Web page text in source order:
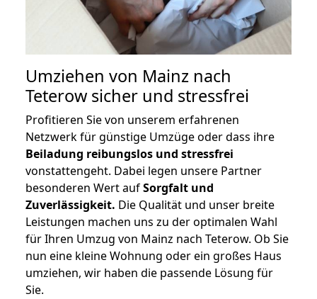
Umziehen von Mainz nach
Teterow sicher und stressfrei
Profitieren Sie von unserem erfahrenen
Netzwerk für günstige Umzüge oder dass ihre
Beiladung reibungslos und stressfrei
vonstattengeht. Dabei legen unsere Partner
besonderen Wert aufSorgfalt und
Zuverlässigkeit. Die Qualität und unser breite
Leistungen machen uns zu der optimalen Wahl
für Ihren Umzug von Mainz nach Teterow. Ob Sie
nun eine kleine Wohnung oder ein großes Haus
umziehen, wir haben die passende Lösung für
Sie.